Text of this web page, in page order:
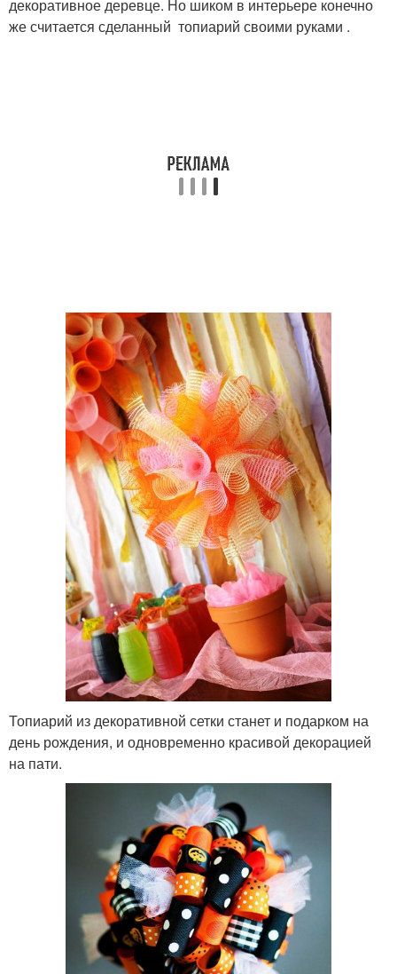
декоративное деревце. Но шиком в интерьере конечно
же считается сделанный топиарий своими руками .
Топиарий из декоративной сетки станет и подарком на
день рождения, и одновременно красивой декорацией
на пати.